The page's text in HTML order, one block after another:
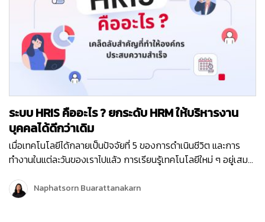
ส่ง SMS ครบวงจร คุณภาพสูง รับ-ส่งได้รวดเร็วที่สุด เพราะเราคือ
ผู้นำในการให้บริการ SMS Marketing ของไทย งาน Thailand
InsurTech Fair 2023 จะจัดขึ้นตั้งแต่วันศุกร์ที่ 8 – วันอาทิตย์ที่ 10
กันยายน 2566 ณ ฮอลล์ 7 อิมแพค เมืองทองธานี บูธ E28 แล้วพบ
กันนะคะ
ระบบ HRIS คืออะไร ? ยกระดับ HRM ให้บริหารงาน
บุคคลได้ดีกว่าเดิม
เมื่อเทคโนโลยีได้กลายเป็นปัจจัยที่ 5 ของการดำเนินชีวิต และการ
ทำงานในแต่ละวันของเราไปแล้ว การเรียนรู้เทคโนโลยีใหม่ ๆ อยู่เสมอ
สูงสุดในทุก ๆ ด้าน ทั้งประโยชน์ในการดำเนินชิวิตประจำวัน การ
ทำงาน และการดำเนินธุรกิจ และจะทำให้เราไม่ตกเทรนด์ค่ะ หลาย ๆ
Naphatsorn Buarattanakarn